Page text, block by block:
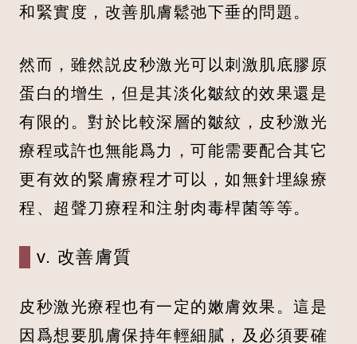
和緊實度，改善肌膚鬆弛下垂的問題。
然而，雖然説皮秒激光可以刺激肌底膠原
蛋白的增生，但是其淡化皺紋的效果還是
有限的。對於比較深層的皺紋，皮秒激光
療程或許也無能爲力，可能需要配合其它
更有效的緊膚療程才可以，如無針埋線療
程、超聲刀療程和注射肉毒桿菌等等。
v. 改善膚質
皮秒激光療程也有一定的嫩膚效果。這是
因爲想要肌膚保持年輕細膩，及必須要確